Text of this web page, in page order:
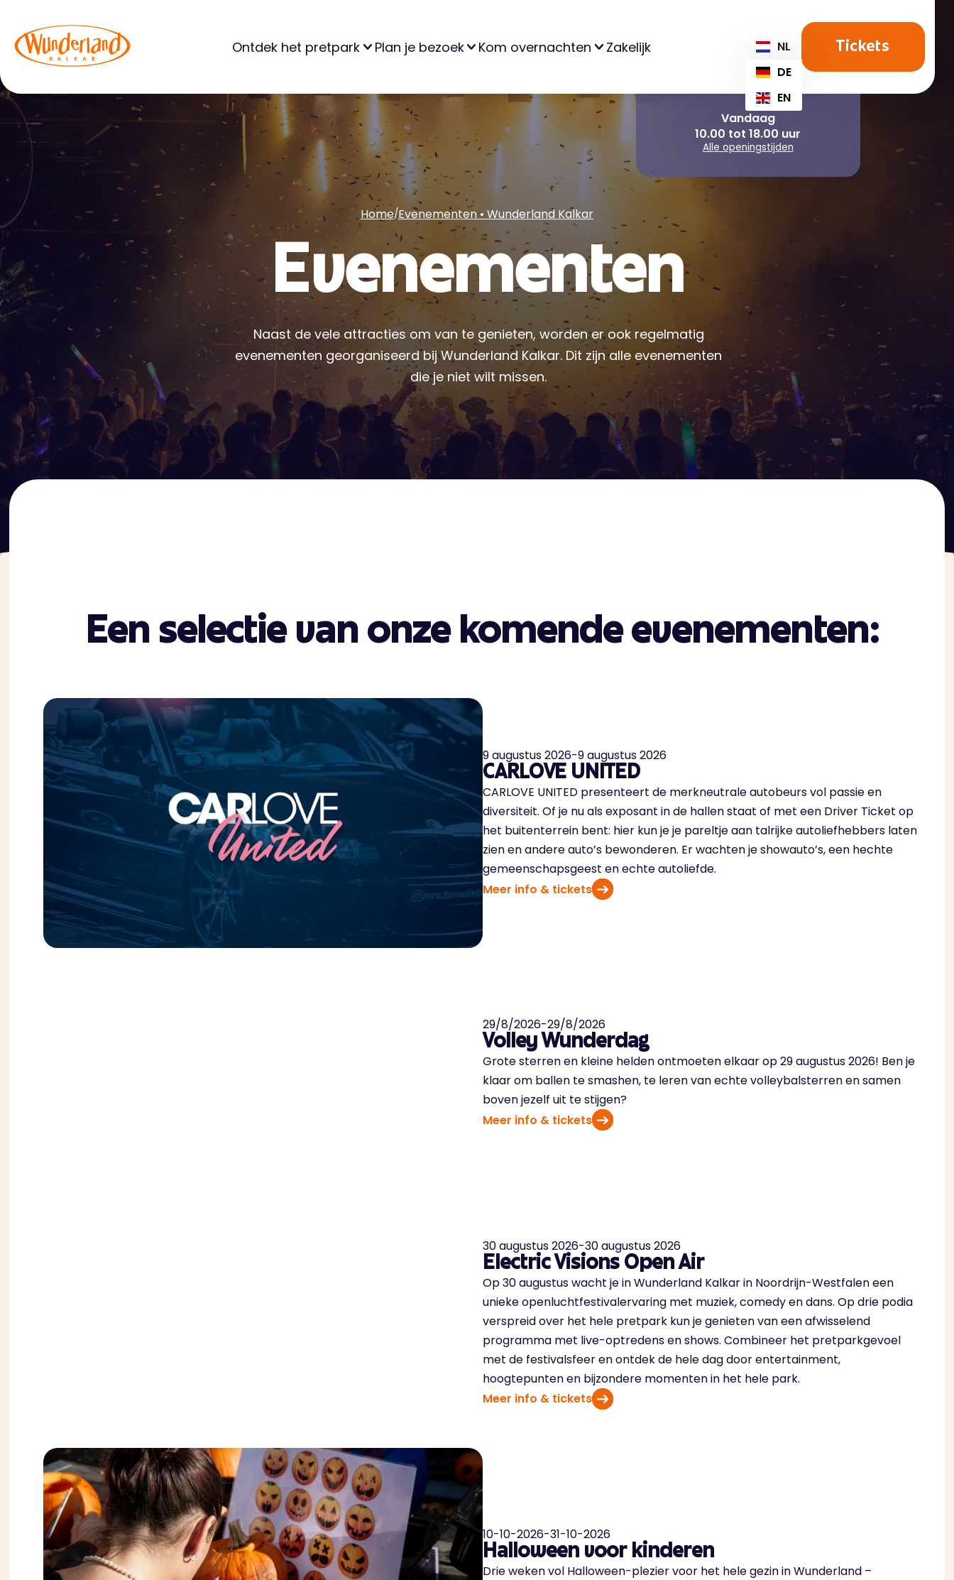
Ontdek het pretpark Plan je bezoek Kom overnachten Zakelijk
NL
DE
EN
Tickets
Vandaag
10.00 tot 18.00 uur
Alle openingstijden
Home/Evenementen • Wunderland Kalkar
Evenementen
Naast de vele attracties om van te genieten, worden er ook regelmatig
evenementen georganiseerd bij Wunderland Kalkar. Dit zijn alle evenementen
die je niet wilt missen.
Een selectie van onze komende evenementen:
9 augustus 2026-9 augustus 2026
CARLOVE UNITED
CARLOVE UNITED presenteert de merkneutrale autobeurs vol passie en
diversiteit. Of je nu als exposant in de hallen staat of met een Driver Ticket op
het buitenterrein bent: hier kun je je pareltje aan talrijke autoliefhebbers laten
zien en andere auto’s bewonderen. Er wachten je showauto’s, een hechte
gemeenschapsgeest en echte autoliefde.
Meer info & tickets
29/8/2026-29/8/2026
Volley Wunderdag
Grote sterren en kleine helden ontmoeten elkaar op 29 augustus 2026! Ben je
klaar om ballen te smashen, te leren van echte volleybalsterren en samen
boven jezelf uit te stijgen?
Meer info & tickets
30 augustus 2026-30 augustus 2026
Electric Visions Open Air
Op 30 augustus wacht je in Wunderland Kalkar in Noordrijn-Westfalen een
unieke openluchtfestivalervaring met muziek, comedy en dans. Op drie podia
verspreid over het hele pretpark kun je genieten van een afwisselend
programma met live-optredens en shows. Combineer het pretparkgevoel
met de festivalsfeer en ontdek de hele dag door entertainment,
hoogtepunten en bijzondere momenten in het hele park.
Meer info & tickets
10-10-2026-31-10-2026
Halloween voor kinderen
Drie weken vol Halloween-plezier voor het hele gezin in Wunderland –